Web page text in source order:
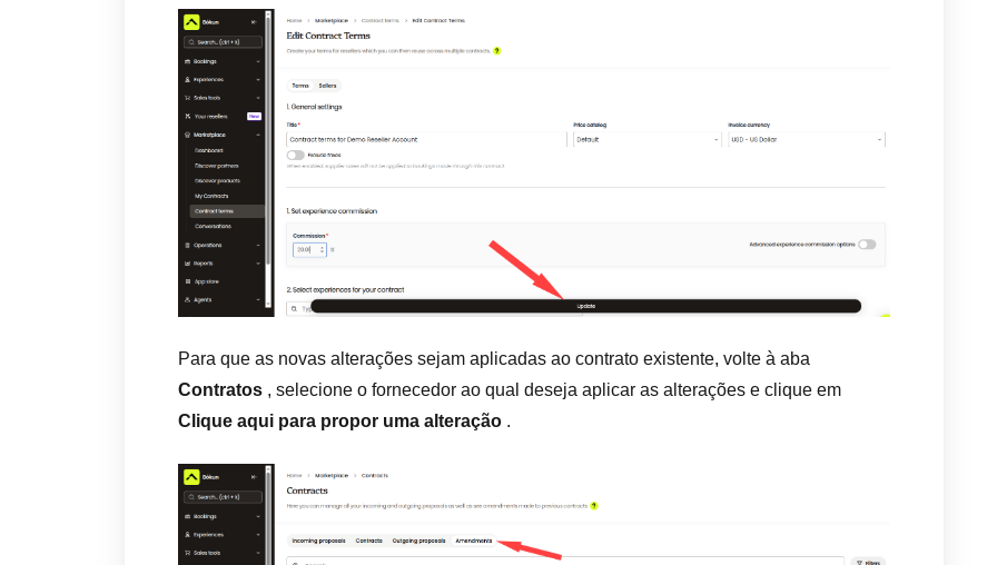
Para que as novas alterações sejam aplicadas ao contrato existente, volte à aba
Contratos , selecione o fornecedor ao qual deseja aplicar as alterações e clique em
Clique aqui para propor uma alteração .